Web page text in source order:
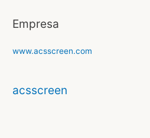
o
k
r
a
Empresa
www.acsscreen.com
acsscreen